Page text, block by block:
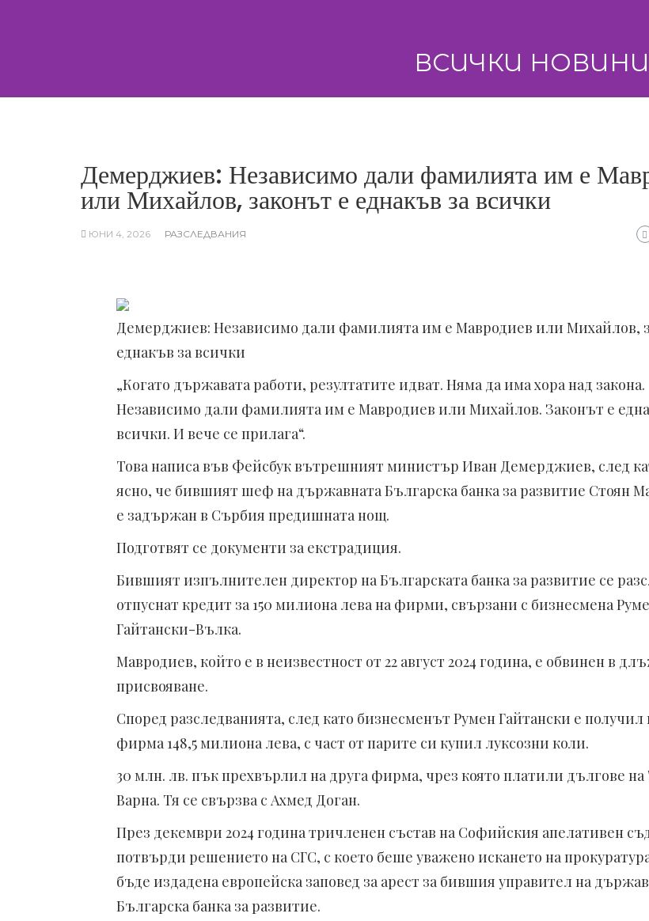
ВСИЧКИ НОВИНИ
Демерджиев: Независимо дали фамилията им е
или Михайлов, законът е еднакъв за всички
ЮНИ 4, 2026 РАЗСЛЕДВАНИЯ
Демерджиев: Независимо дали фамилията им е Мавродиев или Михайлов,
еднакъв за всички
„Когато държавата работи, резултатите идват. Няма да има хора над закона.
Независимо дали фамилията им е Мавродиев или Михайлов. Законът е
всички. И вече се прилага“.
Това написа във Фейсбук вътрешният министър Иван Демерджиев, след
ясно, че бившият шеф на държавната Българска банка за развитие Стоян
е задържан в Сърбия предишната нощ.
Подготвят се документи за екстрадиция.
Бившият изпълнителен директор на Българската банка за развитие се
отпуснат кредит за 150 милиона лева на фирми, свързани с бизнесмена
Гайтански-Вълка.
Мавродиев, който е в неизвестност от 22 август 2024 година, е обвинен в
присвояване.
Според разследванията, след като бизнесменът Румен Гайтански е получил
фирма 148,5 милиона лева, с част от парите си купил луксозни коли.
30 млн. лв. пък прехвърлил на друга фирма, чрез която платили дългове
Варна. Тя се свързва с Ахмед Доган.
През декември 2024 година тричленен състав на Софийския апелативен
потвърди решението на СГС, с което беше уважено искането на
бъде издадена европейска заповед за арест за бившия управител на
Българска банка за развитие.